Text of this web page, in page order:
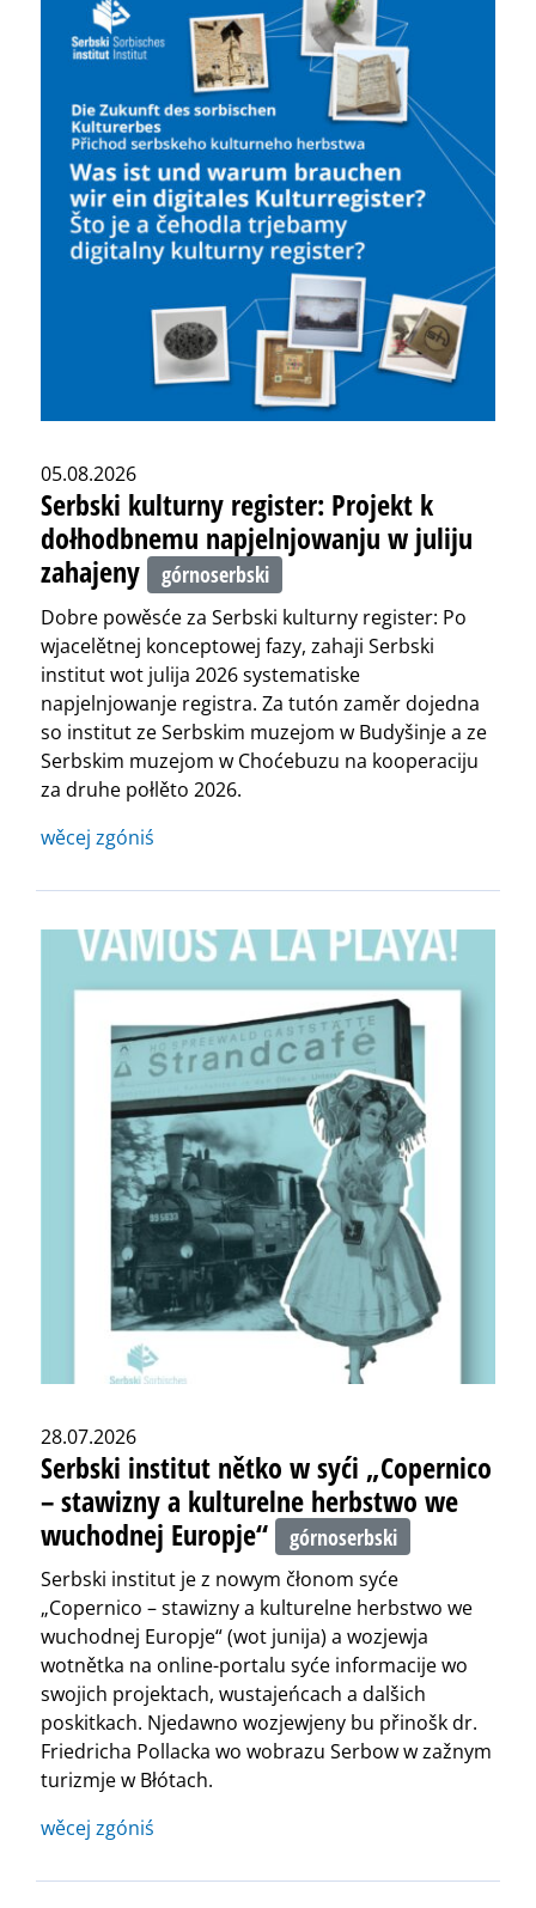
05.08.2026
Serbski kulturny register: Projekt k
dołhodbnemu napjelnjowanju w juliju
zahajeny
górnoserbski
Dobre powěsće za Serbski kulturny register: Po
wjacelětnej konceptowej fazy, zahaji Serbski
institut wot julija 2026 systematiske
napjelnjowanje registra. Za tutón zaměr dojedna
so institut ze Serbskim muzejom w Budyšinje a ze
Serbskim muzejom w Choćebuzu na kooperaciju
za druhe połlěto 2026.
wěcej zgóniś
28.07.2026
Serbski institut nětko w syći „Copernico
– stawizny a kulturelne herbstwo we
wuchodnej Europje“
górnoserbski
Serbski institut je z nowym čłonom syće
„Copernico – stawizny a kulturelne herbstwo we
wuchodnej Europje“ (wot junija) a wozjewja
wotnětka na online-portalu syće informacije wo
swojich projektach, wustajeńcach a dalšich
poskitkach. Njedawno wozjewjeny bu přinošk dr.
Friedricha Pollacka wo wobrazu Serbow w zažnym
turizmje w Błótach.
wěcej zgóniś